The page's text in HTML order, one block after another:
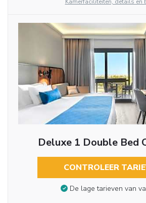
Kamerfaciliteiten, details en
Deluxe 1 Double Bed
CONTROLEER
De lage tarieven van